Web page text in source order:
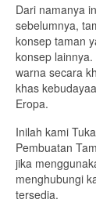
Dari namanya
sebelumnya,
konsep taman
konsep
warna secara
khas
Eropa.
Inilah kami
Pembuatan
jika
menghubungi
tersedia.